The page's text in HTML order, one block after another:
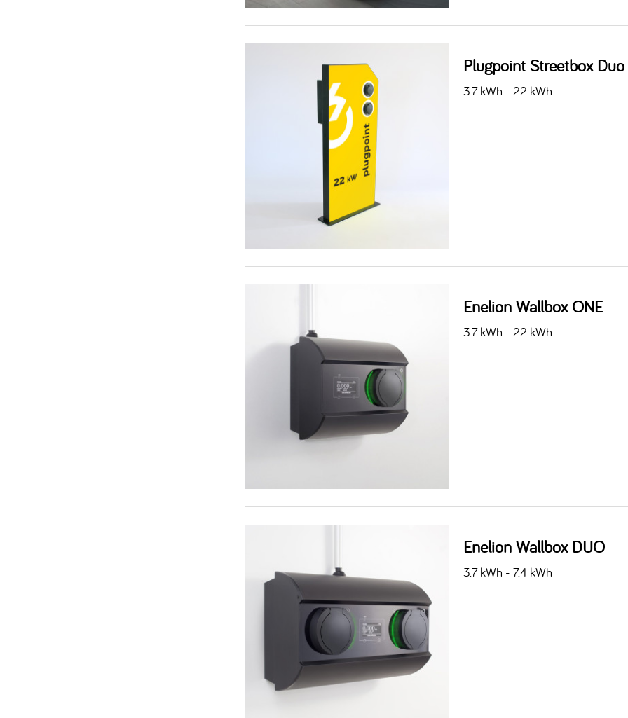
Plugpoint Streetbox Duo
3.7 kWh - 22 kWh
Enelion Wallbox ONE
3.7 kWh - 22 kWh
Enelion Wallbox DUO
3.7 kWh - 7.4 kWh